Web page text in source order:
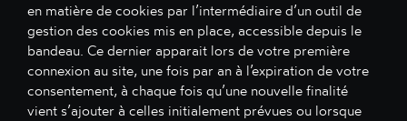
en matière de cookies par l’intermédiaire d’un outil de
gestion des cookies mis en place, accessible depuis le
bandeau. Ce dernier apparait lors de votre première
connexion au site, une fois par an à l’expiration de votre
consentement, à chaque fois qu’une nouvelle finalité
vient s’ajouter à celles initialement prévues ou lorsque